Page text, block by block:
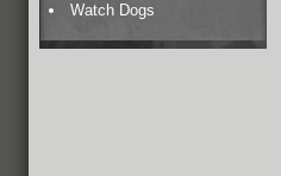
Watch Dogs